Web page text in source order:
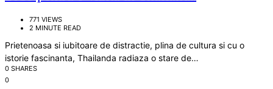
771 VIEWS
2 MINUTE READ
Prietenoasa si iubitoare de distractie, plina de cultura si cu o
istorie fascinanta, Thailanda radiaza o stare de…
0 SHARES
0